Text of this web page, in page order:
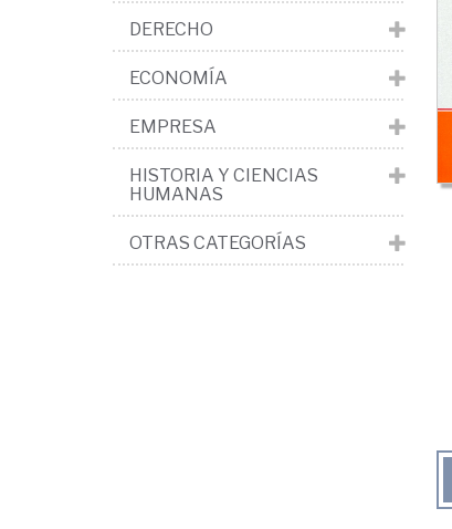
DERECHO
ECONOMÍA
EMPRESA
HISTORIA Y CIENCIAS
HUMANAS
OTRAS CATEGORÍAS